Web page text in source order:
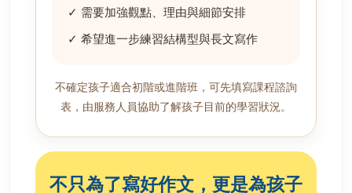
✓ 需要加強觀點、理由與細節安排
✓ 希望進一步練習結構型與長文寫作
不確定孩子適合初階或進階班，可先填寫課程諮詢
表，由服務人員協助了解孩子目前的學習狀況。
不只為了寫好作文，更是為孩子